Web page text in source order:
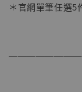
＊官網單筆任選5